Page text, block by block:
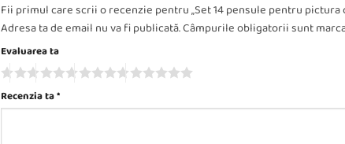
Fii primul care scrii o recenzie pentru „Set 14 pensule pentru pictura
Adresa ta de email nu va fi publicată.Câmpurile obligatorii sunt
Evaluarea ta
Recenzia ta*